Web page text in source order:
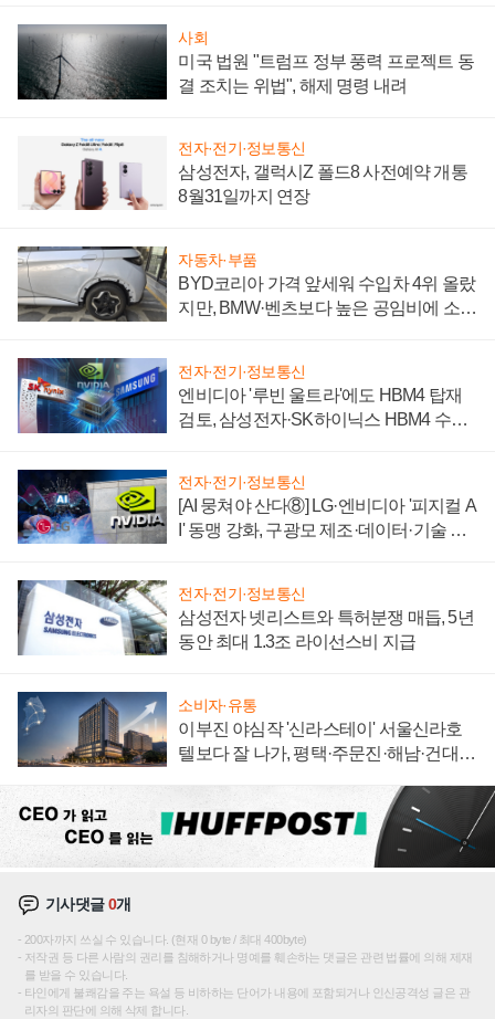
사회
미국 법원 "트럼프 정부 풍력 프로젝트 동
결 조치는 위법", 해제 명령 내려
전자·전기·정보통신
삼성전자, 갤럭시Z 폴드8 사전예약 개통
8월31일까지 연장
자동차·부품
BYD코리아 가격 앞세워 수입차 4위 올랐
지만, BMW·벤츠보다 높은 공임비에 소비
전자·전기·정보통신
엔비디아 '루빈 울트라'에도 HBM4 탑재
검토, 삼성전자·SK하이닉스 HBM4 수율
전자·전기·정보통신
[AI 뭉쳐야 산다⑧] LG·엔비디아 '피지컬 A
I' 동맹 강화, 구광모 제조·데이터·기술 결
전자·전기·정보통신
삼성전자 넷리스트와 특허분쟁 매듭, 5년
동안 최대 1.3조 라이선스비 지급
소비자·유통
이부진 야심작 '신라스테이' 서울신라호
텔보다 잘 나가, 평택·주문진·해남·건대로
기사댓글0개
200자까지 쓰실 수 있습니다. (현재 0 byte / 최대 400byte)
저작권 등 다른 사람의 권리를 침해하거나 명예를 훼손하는 댓글은 관련 법률에 의해 제재
를 받을 수 있습니다.
타인에게 불쾌감을 주는 욕설 등 비하하는 단어가 내용에 포함되거나 인신공격성 글은 관
리자의 판단에 의해 삭제 합니다.